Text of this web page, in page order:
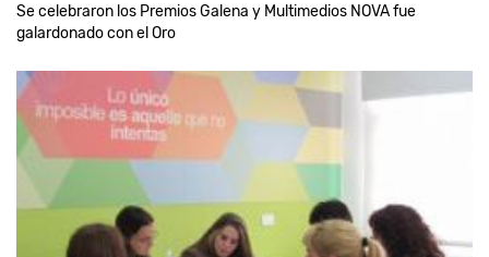
Se celebraron los Premios Galena y Multimedios NOVA fue
galardonado con el Oro